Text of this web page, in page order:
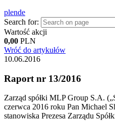
plende
Search for:
Wartość akcji
0,00 PLN
Wróć do artykułów
10.06.2016
Raport nr 13/2016
Zarząd spółki MLP Group S.A.
czerwca 2016 roku Pan Michael
stanowiska Prezesa Zarządu